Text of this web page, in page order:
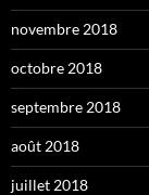
novembre 2018
octobre 2018
septembre 2018
août 2018
juillet 2018